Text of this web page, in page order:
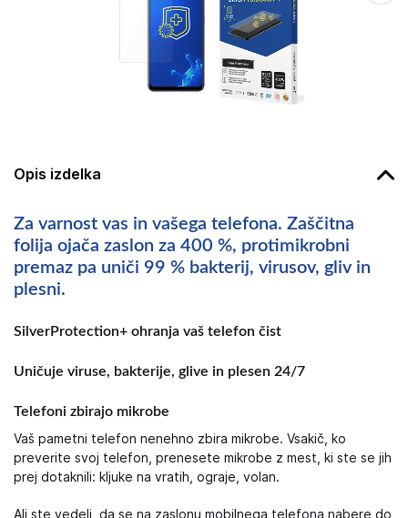
Opis izdelka
Za varnost vas in vašega telefona. Zaščitna
folija ojača zaslon za 400 %, protimikrobni
premaz pa uniči 99 % bakterij, virusov, gliv in
plesni.
SilverProtection+ ohranja vaš telefon čist
Uničuje viruse, bakterije, glive in plesen 24/7
Telefoni zbirajo mikrobe
Vaš pametni telefon nenehno zbira mikrobe. Vsakič, ko
preverite svoj telefon, prenesete mikrobe z mest, ki ste se jih
prej dotaknili: kljuke na vratih, ograje, volan.
Ali ste vedeli, da se na zaslonu mobilnega telefona nabere do